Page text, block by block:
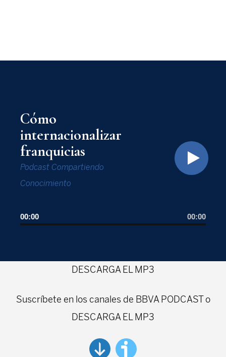
Cómo
internacionalizar
franquicias
Podcast Compartiendo
Conocimiento
00:00 00:00
DESCARGA EL MP3
Suscríbete en los canales de BBVA PODCAST o
DESCARGA EL MP3